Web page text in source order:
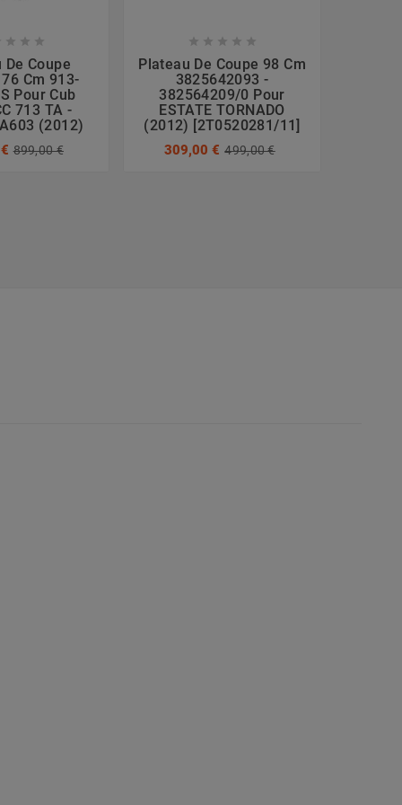
  
De Coupe
Cm 913-
Pour Cub
713 TA -
(2012)
899,00 €
    
Plateau De Coupe 98 Cm
3825642093 -
382564209/0 Pour
ESTATE TORNADO
(2012) [2T0520281/11]
309,00 € 499,00 €